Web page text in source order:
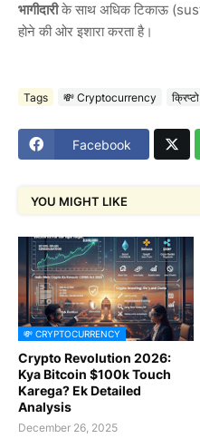
भागीदारीके साथ अधिक टिकाऊ
होने की ओर इशारा करता है।
Tags 💸 Cryptocurrency
Facebook
YOU MIGHT LIKE
💸 CRYPTOCURRENCY
Crypto Revolution 2026:
Kya Bitcoin $100k Touch
Karega? Ek Detailed
Analysis
December 26, 2025